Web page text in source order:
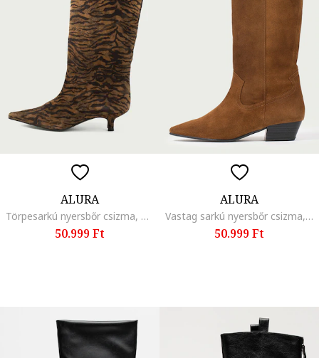
ALURA
Törpesarkú nyersbőr csizma, Fekete/Karamellbarna
50.999 Ft
ALURA
Vastag sarkú nyersbőr csizma, Karamellbarna
50.999 Ft